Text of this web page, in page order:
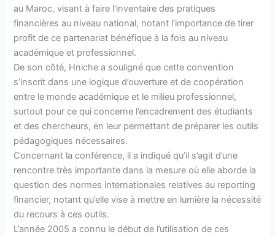
au Maroc, visant à faire l’inventaire des pratiques
financières au niveau national, notant l’importance de tirer
profit de ce partenariat bénéfique à la fois au niveau
académique et professionnel.
De son côté, Hniche a souligné que cette convention
s’inscrit dans une logique d’ouverture et de coopération
entre le monde académique et le milieu professionnel,
surtout pour ce qui concerne l’encadrement des étudiants
et des chercheurs, en leur permettant de préparer les outils
pédagogiques nécessaires.
Concernant la conférence, il a indiqué qu’il s’agit d’une
rencontre très importante dans la mesure où elle aborde la
question des normes internationales relatives au reporting
financier, notant qu’elle vise à mettre en lumière la nécessité
du recours à ces outils.
L’année 2005 a connu le début de l’utilisation de ces